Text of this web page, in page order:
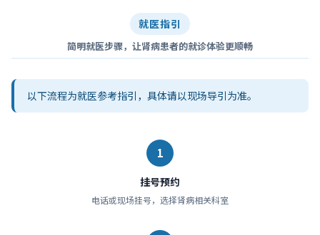
就医指引
简明就医步骤，让肾病患者的就诊体验更顺畅
以下流程为就医参考指引，具体请以现场导引为准。
1
挂号预约
电话或现场挂号，选择肾病相关科室